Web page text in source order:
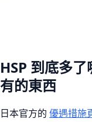
HSP 到底多
有的東西
日本官方的 優遇措施